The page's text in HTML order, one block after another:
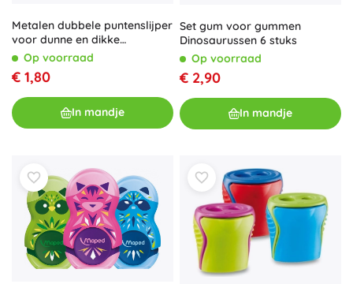
Metalen dubbele puntenslijper
voor dunne en dikke
kleurpotloden
Op voorraad
€ 1,80
In mandje
Set gum voor gummen
Dinosaurussen 6 stuks
Op voorraad
€ 2,90
In mandje